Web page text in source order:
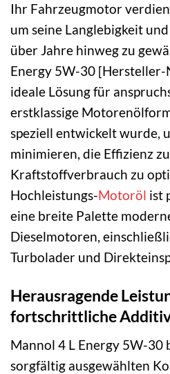
Ihr Fahrzeugmotor
um seine Langlebigkeit
über Jahre hinweg zu
Energy 5W-30
ideale Lösung für
erstklassige
speziell entwickelt wurde,
minimieren, die Effizienz
Kraftstoffverbrauch zu
Hochleistungs-Motoröl ist
eine breite Palette
Dieselmotoren,
Turbolader und
Herausragende
fortschrittliche
Mannol 4 L Energy 5W-30
sorgfältig ausgewählten